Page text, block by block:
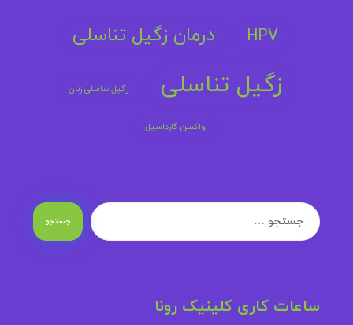
HPV درمان زگیل تناسلی
زگیل تناسلی زگیل تناسلی زنان
واکسن گارداسیل
ساعات کاری کلینیک رونا